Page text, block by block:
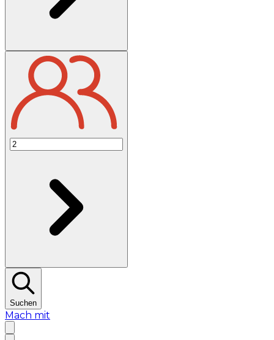
Suchen
Mach mit